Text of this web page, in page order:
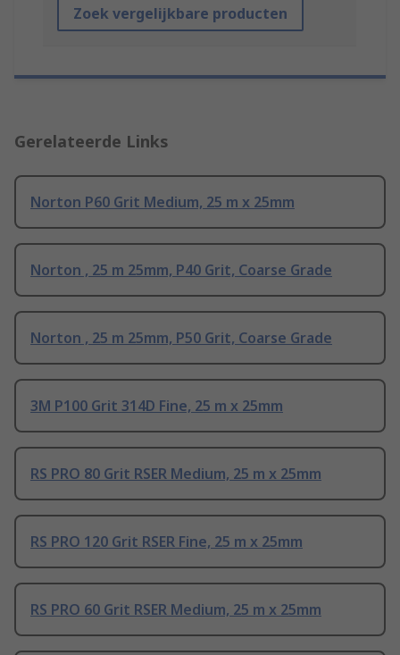
Zoek vergelijkbare producten
Gerelateerde Links
Norton P60 Grit Medium, 25 m x 25mm
Norton , 25 m 25mm, P40 Grit, Coarse Grade
Norton , 25 m 25mm, P50 Grit, Coarse Grade
3M P100 Grit 314D Fine, 25 m x 25mm
RS PRO 80 Grit RSER Medium, 25 m x 25mm
RS PRO 120 Grit RSER Fine, 25 m x 25mm
RS PRO 60 Grit RSER Medium, 25 m x 25mm